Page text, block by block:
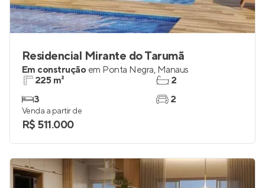
Residencial Mirante do Tarumã
Em construção em Ponta Negra, Manaus
225 m²
3
2
2
Venda a partir de
R$ 511.000